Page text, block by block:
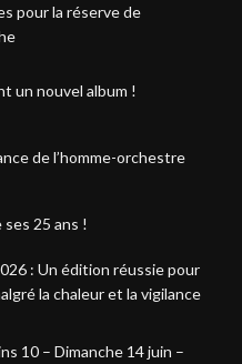
pour la réserve de
un nouvel album !
de l’homme-orchestre
25 ans !
: Un édition réussie pour
la chaleur et la vigilance
10 – Dimanche 14 juin –